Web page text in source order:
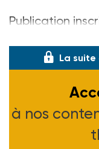
Publication
La
à nos